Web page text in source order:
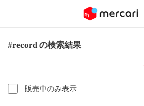
#record の検索結果
販売中のみ表示